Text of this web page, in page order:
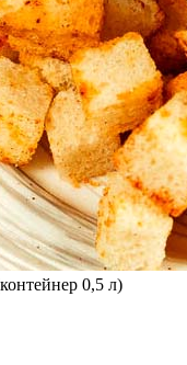
0,5 л)